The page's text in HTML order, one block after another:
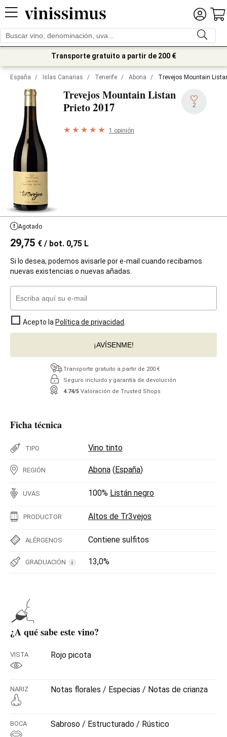
Transporte gratuito a partir de 200 €
España / Islas Canarias / Tenerife / Abona / Trevejos Mountain
Trevejos Mountain Listan
Prieto2017 2
1 opinión
Agotado
29,75 € / bot. 0,75 L
Si lo desea, podemos avisarle por e-mail cuando recibamos
nuevas existencias o nuevas añadas.
Acepto la Política de privacidad
¡AVÍSENME!
Transporte gratuito a partir de 200 €
Seguro incluido y garantía de devolución
4.74/5 Valoración de Trusted Shops
Ficha técnica
TIPO Vino tinto
REGIÓN Abona (España)
UVAS 100% Listán negro
PRODUCTOR Altos de Tr3vejos
ALÉRGENOS Contiene sulfitos
GRADUACIÓN i 13,0%
¿A qué sabe este vino?
VISTA Rojo picota
NARIZ Notas florales / Especias / Notas de crianza
BOCA Sabroso / Estructurado / Rústico